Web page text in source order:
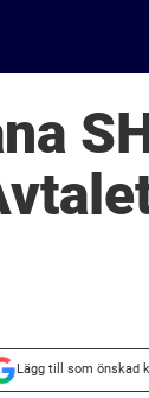
Lägg till som önskad